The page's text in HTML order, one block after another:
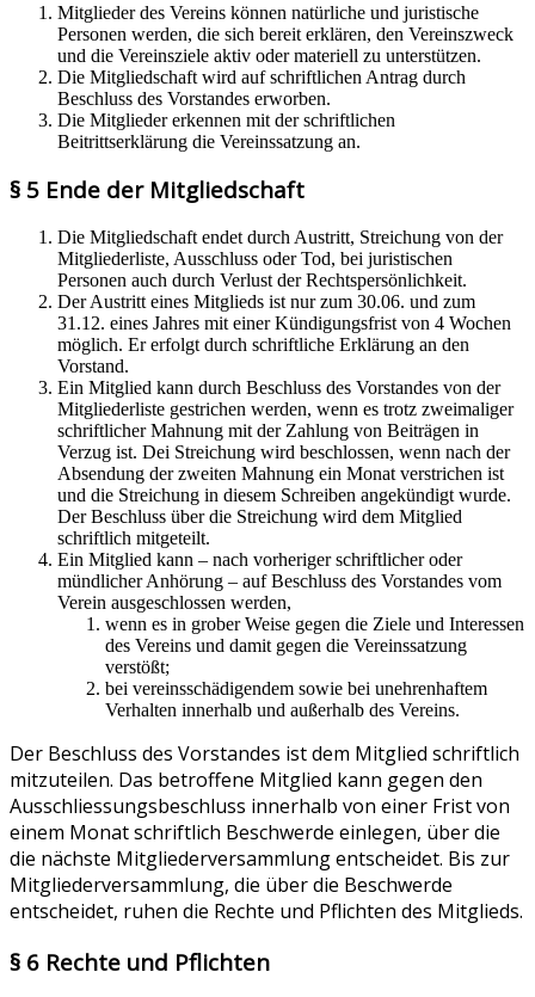
Mitglieder des Vereins können natürliche und juristische
Personen werden, die sich bereit erklären, den Vereinszweck
und die Vereinsziele aktiv oder materiell zu unterstützen.
Die Mitgliedschaft wird auf schriftlichen Antrag durch
Beschluss des Vorstandes erworben.
Die Mitglieder erkennen mit der schriftlichen
Beitrittserklärung die Vereinssatzung an.
§ 5 Ende der Mitgliedschaft
Die Mitgliedschaft endet durch Austritt, Streichung von der
Mitgliederliste, Ausschluss oder Tod, bei juristischen
Personen auch durch Verlust der Rechtspersönlichkeit.
Der Austritt eines Mitglieds ist nur zum 30.06. und zum
31.12. eines Jahres mit einer Kündigungsfrist von 4 Wochen
möglich. Er erfolgt durch schriftliche Erklärung an den
Vorstand.
Ein Mitglied kann durch Beschluss des Vorstandes von der
Mitgliederliste gestrichen werden, wenn es trotz zweimaliger
schriftlicher Mahnung mit der Zahlung von Beiträgen in
Verzug ist. Dei Streichung wird beschlossen, wenn nach der
Absendung der zweiten Mahnung ein Monat verstrichen ist
und die Streichung in diesem Schreiben angekündigt wurde.
Der Beschluss über die Streichung wird dem Mitglied
schriftlich mitgeteilt.
Ein Mitglied kann – nach vorheriger schriftlicher oder
mündlicher Anhörung – auf Beschluss des Vorstandes vom
Verein ausgeschlossen werden,
wenn es in grober Weise gegen die Ziele und Interessen
des Vereins und damit gegen die Vereinssatzung
verstößt;
bei vereinsschädigendem sowie bei unehrenhaftem
Verhalten innerhalb und außerhalb des Vereins.
Der Beschluss des Vorstandes ist dem Mitglied schriftlich
mitzuteilen. Das betroffene Mitglied kann gegen den
Ausschliessungsbeschluss innerhalb von einer Frist von
einem Monat schriftlich Beschwerde einlegen, über die
die nächste Mitgliederversammlung entscheidet. Bis zur
Mitgliederversammlung, die über die Beschwerde
entscheidet, ruhen die Rechte und Pflichten des Mitglieds.
§ 6 Rechte und Pflichten